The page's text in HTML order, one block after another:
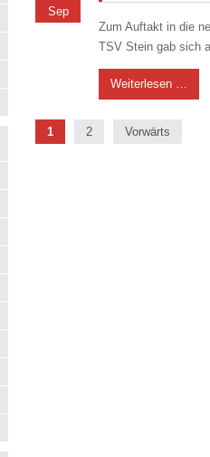
Sep
Zum Auftakt in die
TSV Stein gab sich
Weiterlesen …
1 2 Vorwärts